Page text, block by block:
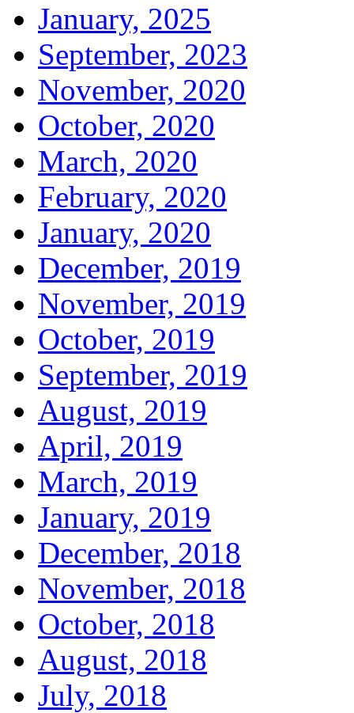
January, 2025
September, 2023
November, 2020
October, 2020
March, 2020
February, 2020
January, 2020
December, 2019
November, 2019
October, 2019
September, 2019
August, 2019
April, 2019
March, 2019
January, 2019
December, 2018
November, 2018
October, 2018
August, 2018
July, 2018